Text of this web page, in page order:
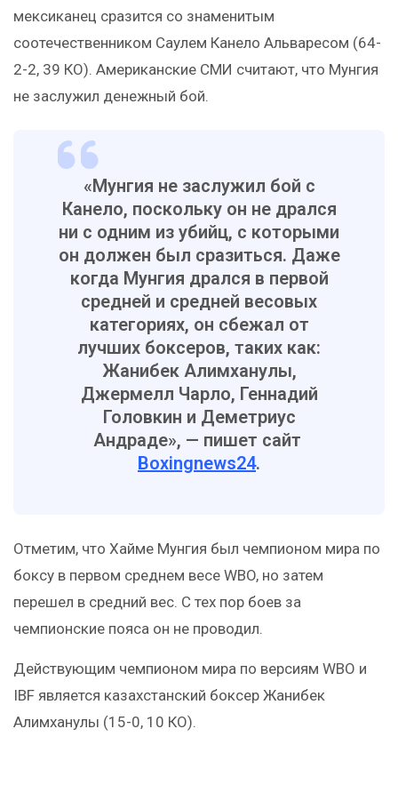
мексиканец сразится со знаменитым
соотечественником Саулем Канело Альваресом (64-
2-2, 39 КО). Американские СМИ считают, что Мунгия
не заслужил денежный бой.
«Мунгия не заслужил бой с
Канело, поскольку он не дрался
ни с одним из убийц, с которыми
он должен был сразиться. Даже
когда Мунгия дрался в первой
средней и средней весовых
категориях, он сбежал от
лучших боксеров, таких как:
Жанибек Алимханулы,
Джермелл Чарло, Геннадий
Головкин и Деметриус
Андраде», — пишет сайт
Boxingnews24.
Отметим, что Хайме Мунгия был чемпионом мира по
боксу в первом среднем весе WBO, но затем
перешел в средний вес. С тех пор боев за
чемпионские пояса он не проводил.
Действующим чемпионом мира по версиям WBO и
IBF является казахстанский боксер Жанибек
Алимханулы (15-0, 10 КО).